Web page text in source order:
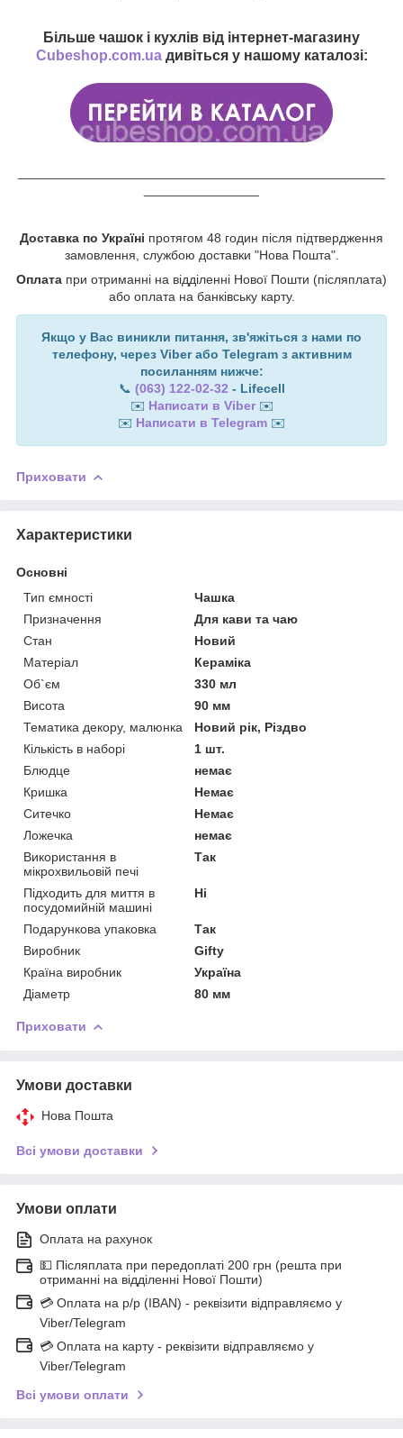
Більше чашок і кухлів від інтернет-магазину
Cubeshop.com.uaдивіться у нашому каталозі:
Доставка по Україні протягом 48 годин після підтвердження
замовлення, службою доставки "Нова Пошта".
Оплата при отриманні на відділенні Нової Пошти (післяплата)
або оплата на банківську карту.
Якщо у Вас виникли питання, зв'яжіться з нами по
телефону, через Viber або Telegram з активним
посиланням нижче:
📞 (063) 122-02-32 - Lifecell
✉️ Написати в Viber ✉️
✉️ Написати в Telegram ✉️
Приховати
Характеристики
Основні
Тип ємності
Чашка
Призначення
Для кави та чаю
Стан
Новий
Матеріал
Кераміка
Об`єм
330 мл
Висота
90 мм
Тематика декору, малюнка
Новий рік, Різдво
Кількість в наборі
1 шт.
Блюдце
немає
Кришка
Немає
Ситечко
Немає
Ложечка
немає
Використання в
мікрохвильовій печі
Так
Підходить для миття в
посудомийній машині
Ні
Подарункова упаковка
Так
Виробник
Gifty
Країна виробник
Україна
Діаметр
80 мм
Приховати
Умови доставки
Нова Пошта
Всі умови доставки
Умови оплати
Оплата на рахунок
💵 Післяплата при передоплаті 200 грн (решта при
отриманні на відділенні Нової Пошти)
💳 Оплата на р/р (IBAN) - реквізити відправляємо у
Viber/Telegram
💳 Оплата на карту - реквізити відправляємо у
Viber/Telegram
Всі умови оплати